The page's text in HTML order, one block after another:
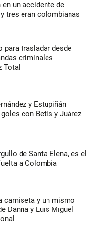
un accidente de
tres eran colombianas
para trasladar desde
criminales
Total
y Estupiñán
con Betis y Juárez
de Santa Elena, es el
a Colombia
camiseta y un mismo
Danna y Luis Miguel